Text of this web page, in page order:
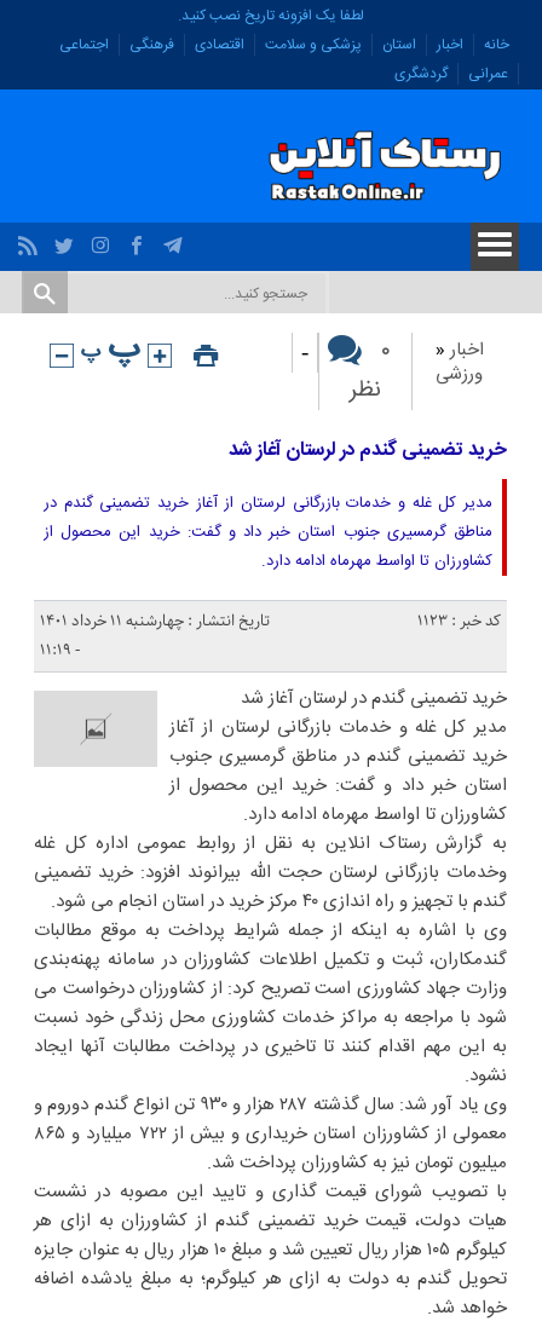
لطفا یک افزونه تاریخ نصب کنید.
خانه
اخبار استان پزشکی و سلامت اقتصادی فرهنگی
اجتماعی
عمرانی
گردشگری
اخبار«
ورزشی
۰
نظر
-
خرید تضمینی گندم در لرستان آغاز شد
مدیر کل غله و خدمات بازرگانی لرستان از آغاز خرید تضمینی گندم در
مناطق گرمسیری جنوب استان خبر داد و گفت: خرید این محصول از
کشاورزان تا اواسط مهرماه ادامه دارد.
کد خبر : 1123
تاریخ انتشار : چهارشنبه ۱۱ خرداد ۱۴۰۱
- ۱۱:۱۹
خرید تضمینی گندم در لرستان آغاز شد
مدیر کل غله و خدمات بازرگانی لرستان از آغاز
خرید تضمینی گندم در مناطق گرمسیری جنوب
استان خبر داد و گفت: خرید این محصول از
کشاورزان تا اواسط مهرماه ادامه دارد.
به گزارش رستاک انلاین به نقل از روابط عمومی اداره کل غله
وخدمات بازرگانی لرستان حجت الله بیرانوند افزود: خرید تضمینی
گندم با تجهیز و راه اندازی ۴۰ مرکز خرید در استان انجام می شود.
وی با اشاره به اینکه از جمله شرایط پرداخت به موقع مطالبات
گندمکاران، ثبت و تکمیل اطلاعات کشاورزان در سامانه پهنه‌بندی
وزارت جهاد کشاورزی است تصریح کرد: از کشاورزان درخواست می
شود با مراجعه به مراکز خدمات کشاورزی محل زندگی خود نسبت
به این مهم اقدام کنند تا تاخیری در پرداخت مطالبات آنها ایجاد
نشود.
وی یاد آور شد: سال گذشته ۲۸۷ هزار و ۹۳۰ تن انواع گندم دوروم و
معمولی از کشاورزان استان خریداری و بیش از ۷۲۲ میلیارد و ۸۶۵
میلیون تومان نیز به کشاورزان پرداخت شد.
با تصویب شورای قیمت گذاری و تایید این مصوبه در نشست
هیات دولت، قیمت خرید تضمینی گندم از کشاورزان به ازای هر
کیلوگرم ۱۰۵ هزار ریال تعیین شد و مبلغ ۱۰ هزار ریال به عنوان جایزه
تحویل گندم به دولت به ازای هر کیلوگرم؛ به مبلغ یادشده اضافه
خواهد شد.